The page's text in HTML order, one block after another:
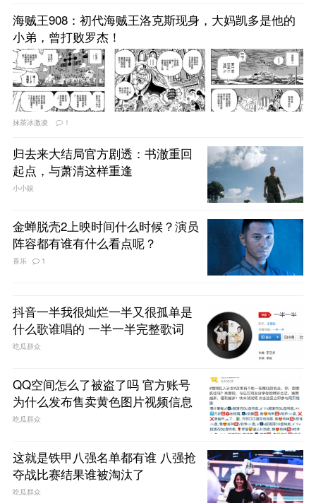
海贼王908：初代海贼王洛克斯现身，大妈凯多是他的
小弟，曾打败罗杰！
抹茶冰激凌 1
归去来大结局官方剧透：书澈重回
起点，与萧清这样重逢
小小娱
金蝉脱壳2上映时间什么时候？演员
阵容都有谁有什么看点呢？
喜乐 1
抖音一半我很灿烂一半又很孤单是
什么歌谁唱的 一半一半完整歌词
吃瓜群众
QQ空间怎么了被盗了吗 官方账号
为什么发布售卖黄色图片视频信息
吃瓜群众
这就是铁甲八强名单都有谁 八强抢
夺战比赛结果谁被淘汰了
吃瓜群众